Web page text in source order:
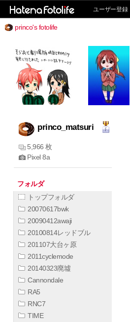
ユーザー登録
princo's fotolife
princo_matsuri
5,966 枚
Pixel 8a
フォルダ
トップフォルダ
20070617bwk
20090412awaji
20100814レッドブル
201107大台ヶ原
2011cyclemode
20140323廃墟
Cannondale
RA5
RNC7
TIME